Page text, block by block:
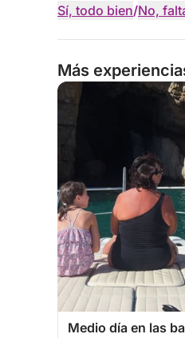
Sí, todo bien/No,
Más
Medio día en las